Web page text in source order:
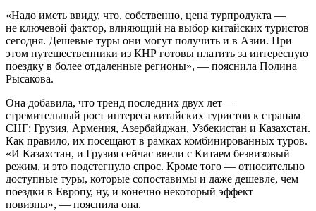
«Надо иметь ввиду, что, собственно, цена турпродукта —
не ключевой фактор, влияющий на выбор китайских туристов
сегодня. Дешевые туры они могут получить и в Азии. При
этом путешественники из КНР готовы платить за интересную
поездку в более отдаленные регионы», — пояснила Полина
Рысакова.
Она добавила, что тренд последних двух лет —
стремительный рост интереса китайских туристов к странам
СНГ: Грузия, Армения, Азербайджан, Узбекистан и Казахстан.
Как правило, их посещают в рамках комбинированных туров.
«И Казахстан, и Грузия сейчас ввели с Китаем безвизовый
режим, и это подстегнуло спрос. Кроме того — относительно
доступные туры, которые сопоставимы и даже дешевле, чем
поездки в Европу, ну, и конечно некоторый эффект
новизны», — пояснила она.